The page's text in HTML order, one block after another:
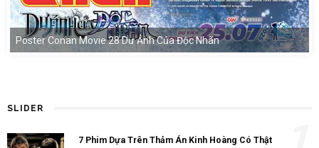
Poster Conan Movie 28 Dư Ảnh Của Độc Nhãn
SLIDER
7 Phim Dựa Trên Thảm Án Kinh Hoàng Có Thật